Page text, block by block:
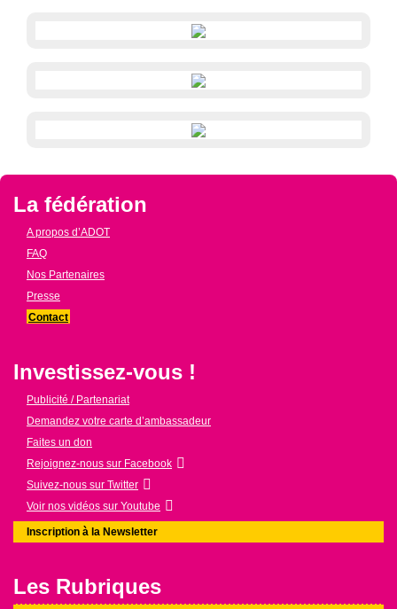
La fédération
A propos d’ADOT
FAQ
Nos Partenaires
Presse
Contact
Investissez-vous !
Publicité / Partenariat
Demandez votre carte d’ambassadeur
Faites un don
Rejoignez-nous sur Facebook
Suivez-nous sur Twitter
Voir nos vidéos sur Youtube
Inscription à la Newsletter
Les Rubriques